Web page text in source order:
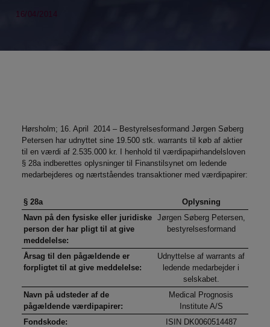
16/04/2014
Hørsholm; 16. April 2014 – Bestyrelsesformand Jørgen Søberg
Petersen har udnyttet sine 19.500 stk. warrants til køb af aktier
til en værdi af 2.535.000 kr. I henhold til værdipapirhandelsloven
§ 28a indberettes oplysninger til Finanstilsynet om ledende
medarbejderes og nærtståendes transaktioner med værdipapirer:
§ 28a
Oplysning
Navn på den fysiske eller juridiske
person der har pligt til at give
meddelelse:
Jørgen Søberg Petersen,
bestyrelsesformand
Årsag til den pågældende er
forpligtet til at give meddelelse:
Udnyttelse af warrants af
ledende medarbejder i
selskabet.
Navn på udsteder af de
pågældende værdipapirer:
Medical Prognosis
Institute A/S
Fondskode:
ISIN DK0060514487